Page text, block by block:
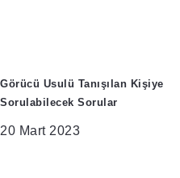
Görücü Usulü Tanışılan Kişiye
Sorulabilecek Sorular
20 Mart 2023